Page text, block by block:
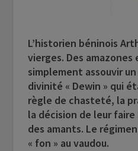
L’historien béninois
vierges. Des
simplement assouvir
divinité « Dewin » qui
règle de chasteté, la
la décision de leur
des amants. Le
« fon » au vaudou.